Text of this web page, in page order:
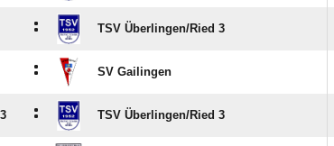
: TSV Überlingen/​Ried 3
: SV Gailingen
: TSV Überlingen/​Ried 3